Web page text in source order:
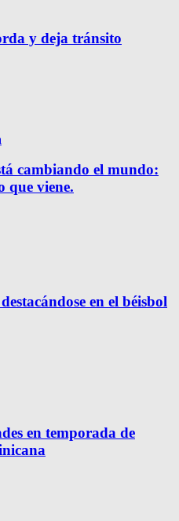
y deja tránsito
cambiando el mundo:
que viene.
en el béisbol
en temporada de